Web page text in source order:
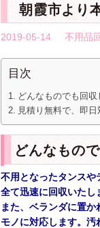
朝霞市より
2019-05-14 不用品
目次
どんなものでも回収
見積り無料で、即日
どんなもの
不用となったタンスや
全て迅速に回収いたし
また、ベランダに置
モノに対応します。汚